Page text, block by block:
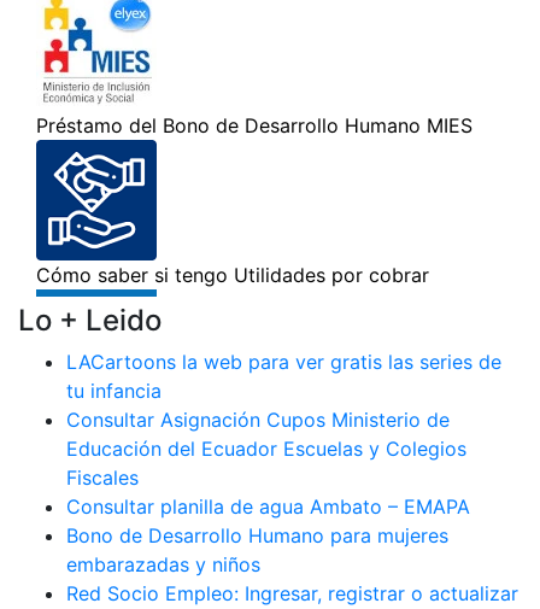
Lo + Leido
LACartoons la web para ver gratis las series de
tu infancia
Consultar Asignación Cupos Ministerio de
Educación del Ecuador Escuelas y Colegios
Fiscales
Consultar planilla de agua Ambato – EMAPA
Bono de Desarrollo Humano para mujeres
embarazadas y niños
Red Socio Empleo: Ingresar, registrar o actualizar